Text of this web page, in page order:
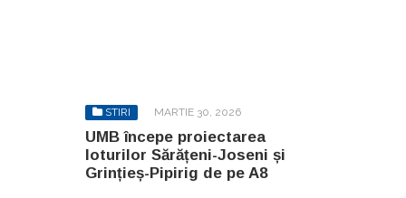
STIRI MARTIE 30, 2026
UMB începe proiectarea
loturilor Sărățeni-Joseni și
Grințieș-Pipirig de pe A8